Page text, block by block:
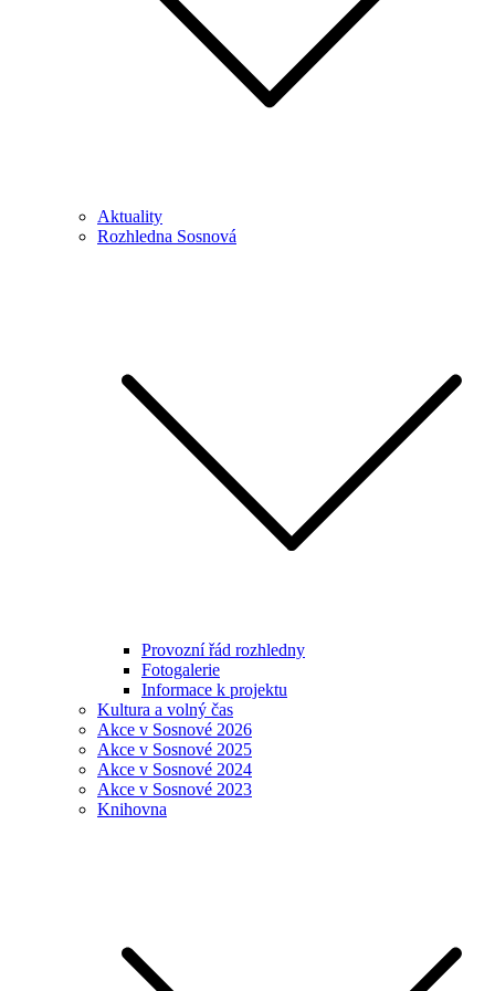
Aktuality
Rozhledna Sosnová
Provozní řád rozhledny
Fotogalerie
Informace k projektu
Kultura a volný čas
Akce v Sosnové 2026
Akce v Sosnové 2025
Akce v Sosnové 2024
Akce v Sosnové 2023
Knihovna